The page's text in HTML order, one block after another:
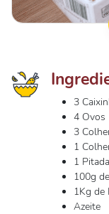
3
4 Ovos
3
1
1
100g
1Kg de
Azeite